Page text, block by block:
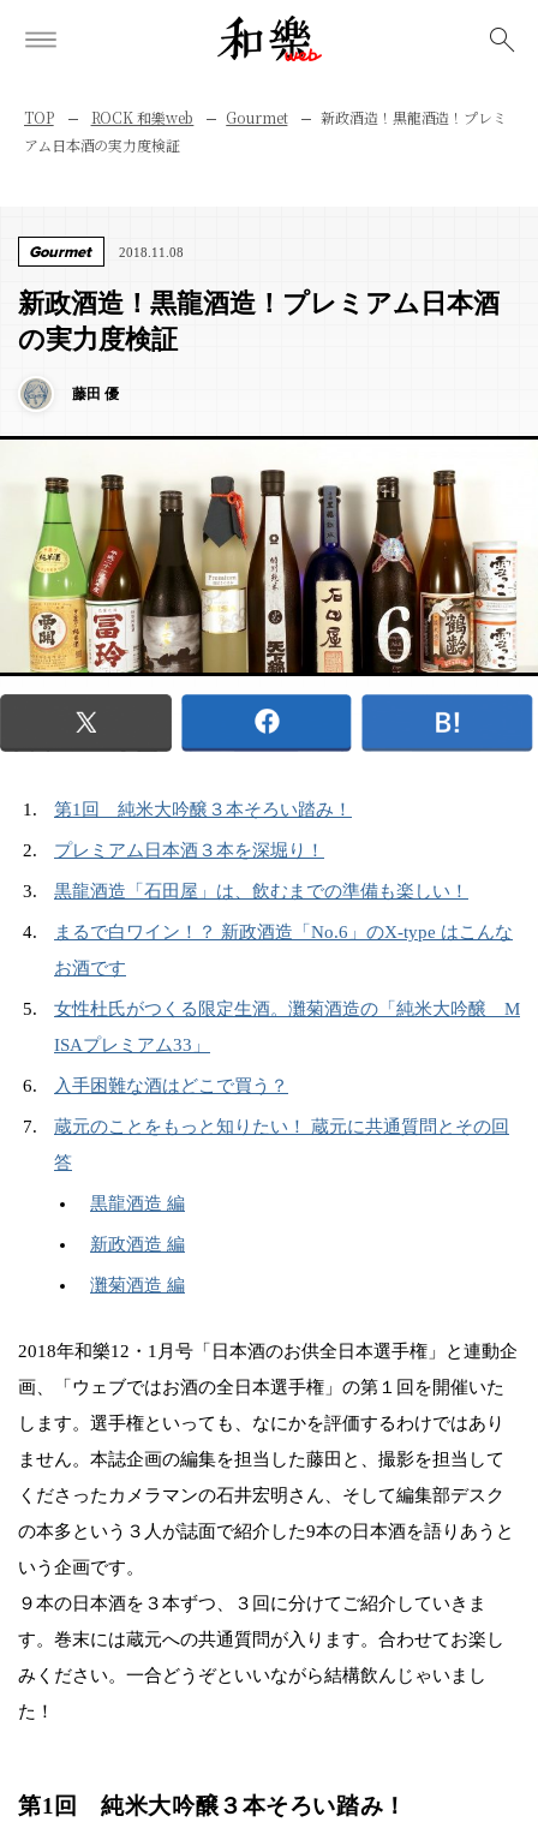
TOP ROCK 和樂web Gourmet
新政酒造！黒龍酒造！プレミ
アム日本酒の実力度検証
Gourmet 2018.11.08
新政酒造！黒龍酒造！プレミアム日本酒
の実力度検証
藤田 優
第1回 純米大吟醸３本そろい踏み！
プレミアム日本酒３本を深堀り！
黒龍酒造「石田屋」は、飲むまでの準備も楽しい！
まるで白ワイン！？ 新政酒造「No.6」のX-type はこんな
お酒です
女性杜氏がつくる限定生酒。灘菊酒造の「純米大吟醸 M
ISAプレミアム33」
入手困難な酒はどこで買う？
蔵元のことをもっと知りたい！ 蔵元に共通質問とその回
答
黒龍酒造 編
新政酒造 編
灘菊酒造 編
2018年和樂12・1月号「日本酒のお供全日本選手権」と連動企
画、「ウェブではお酒の全日本選手権」の第１回を開催いた
します。選手権といっても、なにかを評価するわけではあり
ません。本誌企画の編集を担当した藤田と、撮影を担当して
くださったカメラマンの石井宏明さん、そして編集部デスク
の本多という３人が誌面で紹介した9本の日本酒を語りあうと
いう企画です。
９本の日本酒を３本ずつ、３回に分けてご紹介していきま
す。巻末には蔵元への共通質問が入ります。合わせてお楽し
みください。一合どうぞといいながら結構飲んじゃいまし
た！
第1回 純米大吟醸３本そろい踏み！